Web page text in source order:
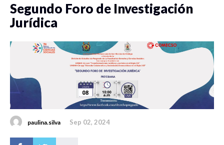
Segundo Foro de Investigación
Jurídica
paulina.silva Sep 02, 2024